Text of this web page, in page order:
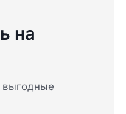
на
выгодные